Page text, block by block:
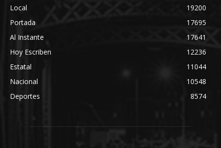
Local
19200
Portada
17695
Al Instante
17641
Hoy Escriben
12236
Estatal
11044
Nacional
10548
Deportes
8574